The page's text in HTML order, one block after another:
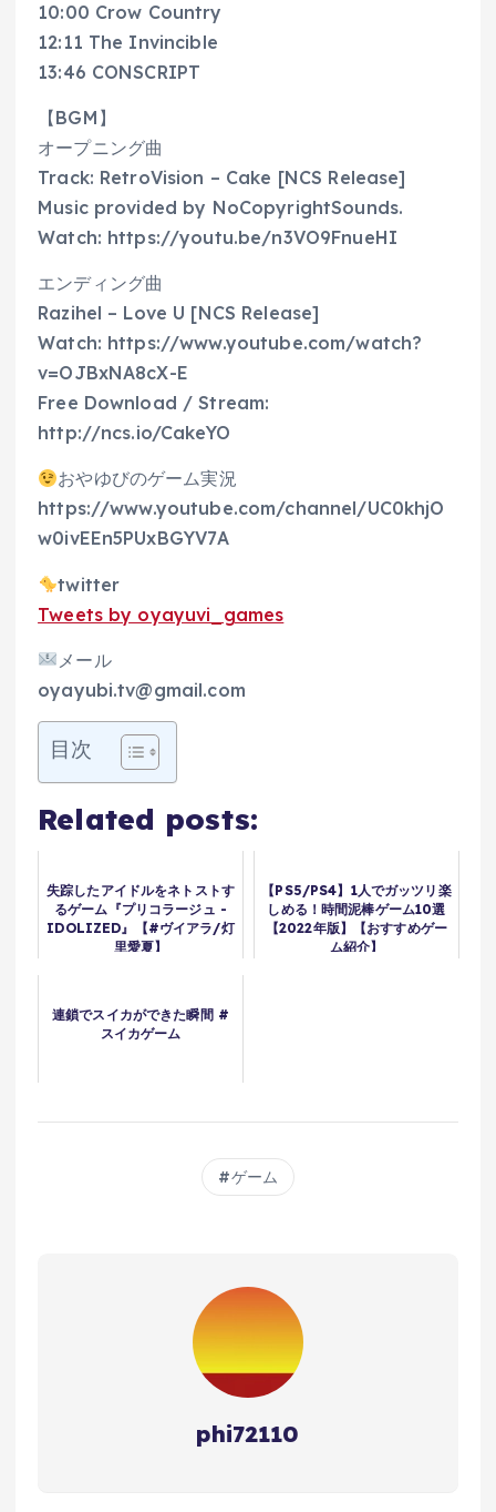
10:00 Crow Country
12:11 The Invincible
13:46 CONSCRIPT
【BGM】
オープニング曲
Track: RetroVision – Cake [NCS Release]
Music provided by NoCopyrightSounds.
Watch: https://youtu.be/n3VO9FnueHI
エンディング曲
Razihel – Love U [NCS Release]
Watch: https://www.youtube.com/watch?
v=OJBxNA8cX-E
Free Download / Stream:
http://ncs.io/CakeYO
おやゆびのゲーム実況
https://www.youtube.com/channel/UC0khjO
w0ivEEn5PUxBGYV7A
twitter
Tweets by oyayuvi_games
メール
oyayubi.tv@gmail.com
目次
Related posts:
失踪したアイドルをネトストす
るゲーム『プリコラージュ -
IDOLIZED』【#ヴイアラ/灯
里愛夏】
【PS5/PS4】1人でガッツリ楽
しめる！時間泥棒ゲーム10選
【2022年版】【おすすめゲー
ム紹介】
連鎖でスイカができた瞬間 #
スイカゲーム
ゲーム
phi72110